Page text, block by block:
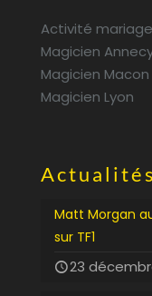
Activité
Magicien
Magicien Macon
Magicien Lyon
Actualités
Matt Morgan
sur TF1
23